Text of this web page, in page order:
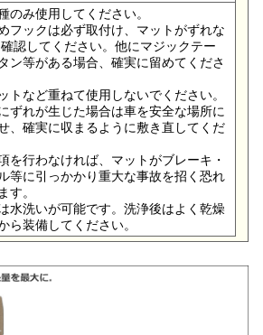
のみ使用してください。
フックは必ず取付け、マットがずれな
認してください。他にマジックテー
ン等がある場合、確実に留めてくださ
トなど重ねて使用しないでください。
ずれが生じた場合は車を安全な場所に
、確実に収まるように敷き直してくだ
を行わなければ、マットがブレーキ・
等に引っかかり重大な事故を招く恐れ
す。
水洗いが可能です。洗浄後はよく乾燥
ら装備してください。